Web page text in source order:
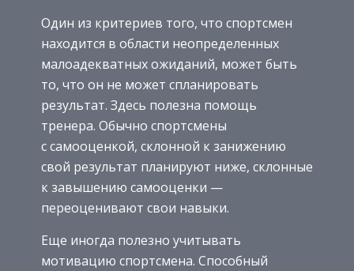
Один из критериев того, что спортсмен
находится в области неопределенных
малоадекватных ожиданий, может быть
то, что он не может спланировать
результат. Здесь полезна помощь
тренера. Обычно спортсмены
с самооценкой, склонной к занижению
свой результат планируют ниже, склонные
к завышению самооценки —
переоценивают свои навыки.
Еще иногда полезно учитывать
мотивацию спортсмена. Способный